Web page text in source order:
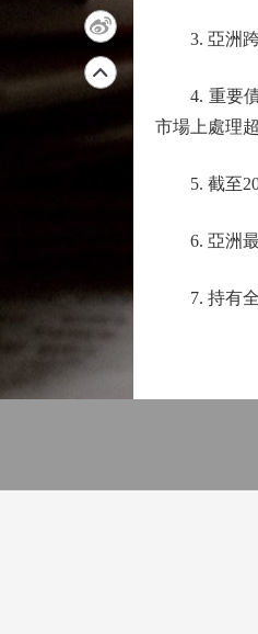
3. 亞洲跨
4. 重要債
市場上處理
5. 截至
6. 亞洲最
7. 持有全